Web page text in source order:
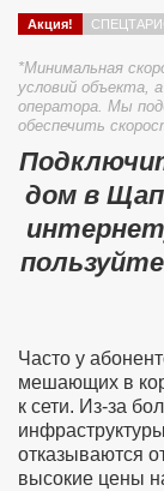
Акция!
*Минимальная
условий объекта,
оператора. Мы
обеспечить
дом в
Часто у
мешающих в
к сети. Из-за
отказываются
высокие цены